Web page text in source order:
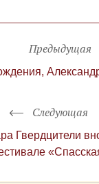
Следующая
Гвердцители
Предыдущая